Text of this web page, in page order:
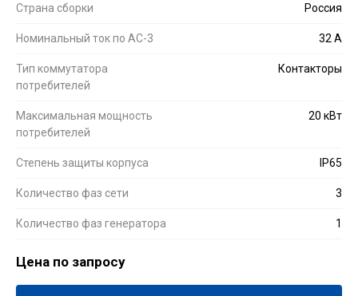
Страна сборки Россия
Номинальный ток по АС-3 32 А
Тип коммутатора
потребителей
Контакторы
Максимальная мощность
потребителей
20 кВт
Степень защиты корпуса IP65
Количество фаз сети 3
Количество фаз генератора 1
Цена по запросу